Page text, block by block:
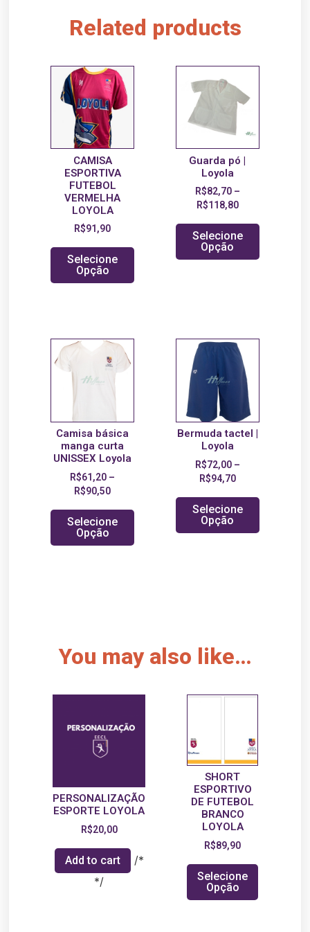
Related products
CAMISA
ESPORTIVA
FUTEBOL
VERMELHA
LOYOLA
R$91,90
Selecione
Opção
Guarda pó |
Loyola
R$82,70–
R$118,80
Selecione
Opção
Camisa básica
manga curta
UNISSEX Loyola
R$61,20 –
R$90,50
Selecione
Opção
Bermuda tactel |
Loyola
R$72,00–
R$94,70
Selecione
Opção
You may also like…
PERSONALIZAÇÃO
ESPORTE LOYOLA
R$20,00
Add to cart
/*
*/
SHORT
ESPORTIVO
DE FUTEBOL
BRANCO
LOYOLA
R$89,90
Selecione
Opção